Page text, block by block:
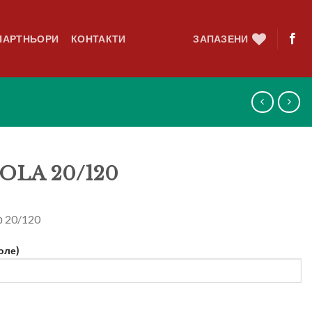
КОНТАКТИ ЗАПАЗЕНИ
20/120
20/120